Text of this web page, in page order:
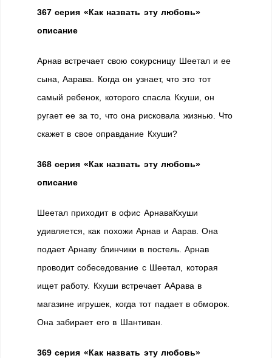
367 серия «Как назвать эту любовь»
описание
Арнав встречает свою сокурсницу Шеетал и ее
сына, Аарава. Когда он узнает, что это тот
самый ребенок, которого спасла Кхуши, он
ругает ее за то, что она рисковала жизнью. Что
скажет в свое оправдание Кхуши?
368 серия «Как назвать эту любовь»
описание
Шеетал приходит в офис АрнаваКхуши
удивляется, как похожи Арнав и Аарав. Она
подает Арнаву блинчики в постель. Арнав
проводит собеседование с Шеетал, которая
ищет работу. Кхуши встречает ААрава в
магазине игрушек, когда тот падает в обморок.
Она забирает его в Шантиван.
369 серия «Как назвать эту любовь»